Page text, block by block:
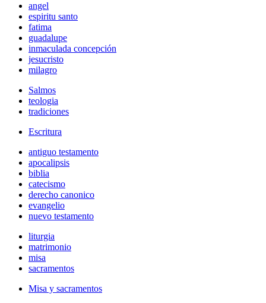
angel
espiritu santo
fatima
guadalupe
inmaculada concepción
jesucristo
milagro
Salmos
teologia
tradiciones
Escritura
antiguo testamento
apocalipsis
biblia
catecismo
derecho canonico
evangelio
nuevo testamento
liturgia
matrimonio
misa
sacramentos
Misa y sacramentos